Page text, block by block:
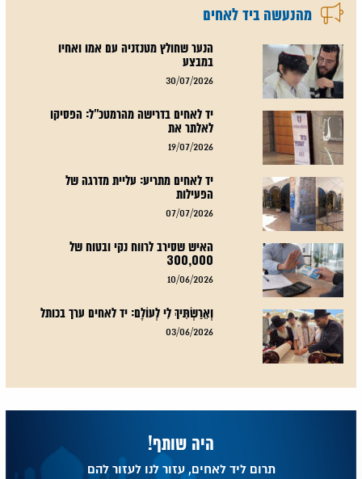
מהנעשה ביד לאחים
הנער שחולץ מטנזניה עם אמו ואחיו
במבצע
30/07/2026
יד לאחים בדרישה מהרמטכ"ל: הפסיקו
לאלתר את
19/07/2026
יד לאחים מתריע: עליית מדרגה של
הפעילות
07/07/2026
האיש שסירב לרווח נקי ובטוח של
300,000
10/06/2026
וְאֵרַשְׂתִּיךְ לִי לְעוֹלָם: יד לאחים ערך בכותל
03/06/2026
היה שותף!
תרום ליד לאחים, עזור לנו לעזור להם